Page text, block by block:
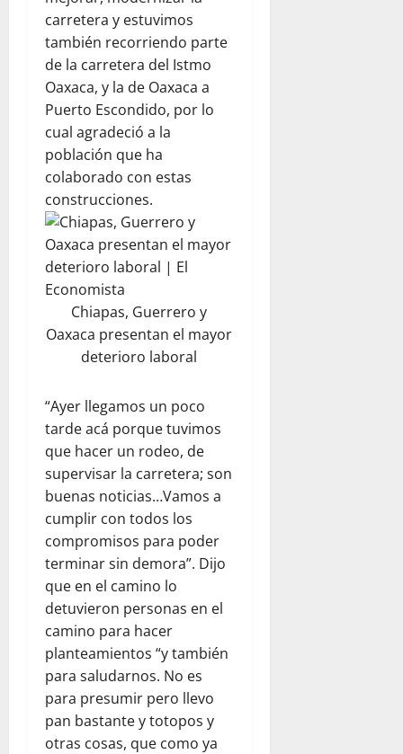
carretera y estuvimos
también recorriendo parte
de la carretera del Istmo
Oaxaca, y la de Oaxaca a
Puerto Escondido, por lo
cual agradeció a la
población que ha
colaborado con estas
construcciones.
Chiapas, Guerrero y
Oaxaca presentan el mayor
deterioro laboral
“Ayer llegamos un poco
tarde acá porque tuvimos
que hacer un rodeo, de
supervisar la carretera; son
buenas noticias…Vamos a
cumplir con todos los
compromisos para poder
terminar sin demora”. Dijo
que en el camino lo
detuvieron personas en el
camino para hacer
planteamientos “y también
para saludarnos. No es
para presumir pero llevo
pan bastante y totopos y
otras cosas, que como ya